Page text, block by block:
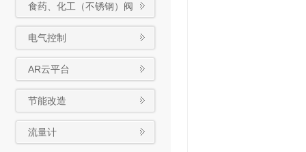
食药、化工（不锈钢）阀
门
电气控制
AR云平台
节能改造
流量计